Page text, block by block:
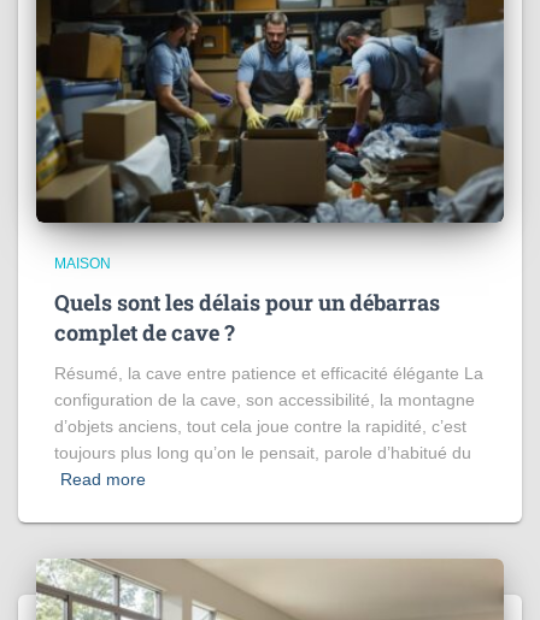
MAISON
Quels sont les délais pour un débarras
complet de cave ?
Résumé, la cave entre patience et efficacité élégante La
configuration de la cave, son accessibilité, la montagne
d’objets anciens, tout cela joue contre la rapidité, c’est
toujours plus long qu’on le pensait, parole d’habitué du
Read more